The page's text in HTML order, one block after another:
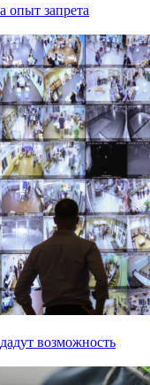
опыт запрета
возможность